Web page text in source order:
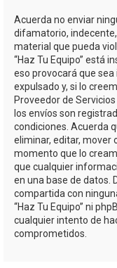
Acuerda no enviar
difamatorio,
material que pueda
“Haz Tu Equipo” está
eso provocará que
expulsado y, si lo
Proveedor de
los envíos son
condiciones. Acuerda
eliminar, editar, mover
momento que lo
que cualquier
en una base de datos.
compartida con
“Haz Tu Equipo” ni
cualquier intento de
comprometidos.